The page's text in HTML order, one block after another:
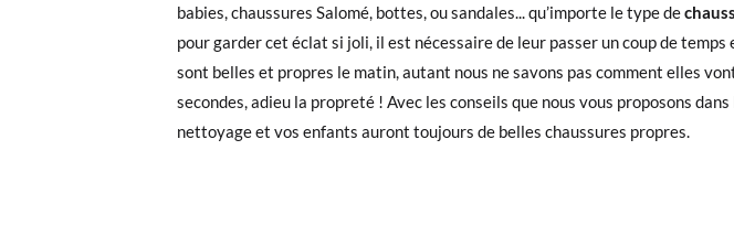
babies, chaussures Salomé, bottes, ou sandales... qu’importe le type de
pour garder cet éclat si joli, il est nécessaire de leur passer un coup de
sont belles et propres le matin, autant nous ne savons pas comment elles
secondes, adieu la propreté ! Avec les conseils que nous vous proposons
nettoyage et vos enfants auront toujours de belles chaussures propres.